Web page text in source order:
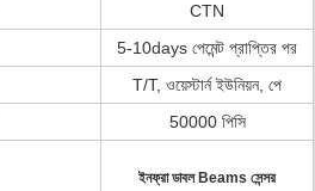
CTN
5-10days পেমেন্ট প্রাপ্তির পর
T/T, ওয়েস্টার্ন ইউনিয়ন, পে
50000 পিসি
ইনফ্রা ডাবল Beams সেন্সর